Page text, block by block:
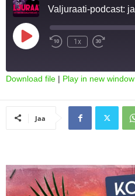
Play
Episode
1x
LINK
EMBED
Download file | Play in new window
Jaa